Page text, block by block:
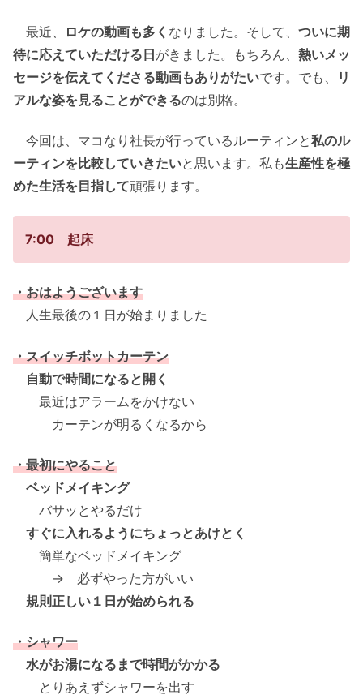
最近、 ロケの動画も多く なりました。そして、 ついに期
待に応えていただける日がきました。もちろん、 熱いメッ
セージを伝えてくださる動画もありがたいです。でも、
リ
アルな姿を見ることができるのは別格。
今回は、マコなり社長が行っているルーティンと私のル
ーティンを比較していきたいと思います。私も生産性を極
めた生活を目指して頑張ります。
7:00 起床
・おはようございます
人生最後の１日が始まりました
・スイッチボットカーテン
自動で時間になると開く
最近はアラームをかけない
カーテンが明るくなるから
・最初にやること
ベッドメイキング
バサッとやるだけ
すぐに入れるようにちょっとあけとく
簡単なベッドメイキング
→ 必ずやった方がいい
規則正しい１日が始められる
・シャワー
水がお湯になるまで時間がかかる
とりあえずシャワーを出す